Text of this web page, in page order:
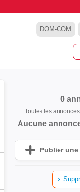
DOM-COM
0
Toutes les
Aucune
Publier
x